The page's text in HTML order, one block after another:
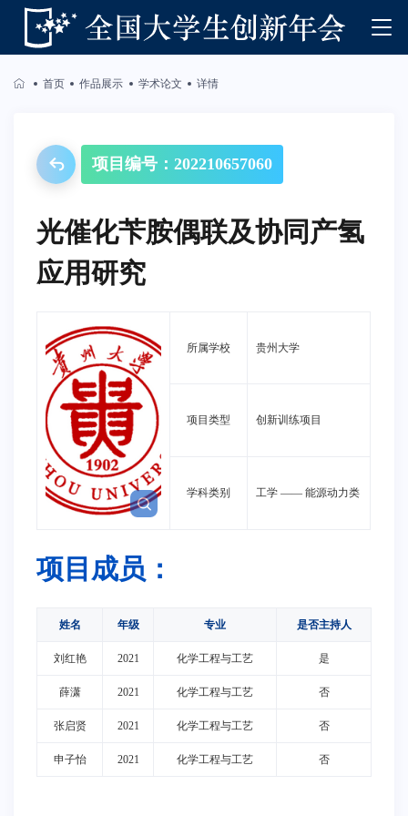
首页 作品展示 学术论文 详情
项目编号：202210657060
光催化苄胺偶联及协同产氢
应用研究
所属学校 贵州大学
项目类型 创新训练项目
学科类别 工学 ——能源动力类
项目成员：
姓名 年级 专业 是否主持人
刘红艳 2021 化学工程与工艺 是
薛潇 2021 化学工程与工艺 否
张启贤 2021 化学工程与工艺 否
申子怡 2021 化学工程与工艺 否